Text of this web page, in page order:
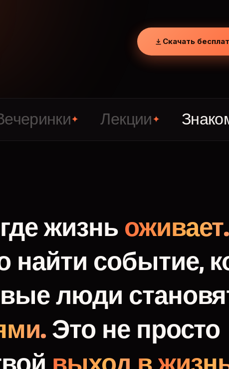
Скачать
✦ Лекции✦ Знакомства
гдежизнь оживает.
найти событие,
люди
Это не просто